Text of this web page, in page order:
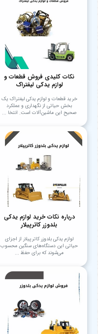
نکات کلیدی فروش قطعات و
لوازم یدکی لیفتراک
خرید قطعات و لوازم یدکی لیفتراک یک
بخش حیاتی از نگهداری و عملکرد
صحیح این ماشین‌آلات است. انتخا ...
درباره نکات خرید لوازم یدکی
بلدوزر کاترپیلار
لوازم یدکی بلدوزر کاترپیلار از اجزای
حیاتی این دستگاه‌های سنگین محسوب
می‌شوند که برای حفظ ...